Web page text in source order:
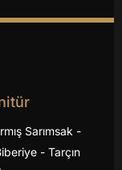
Sarımsak -
- Tarçın